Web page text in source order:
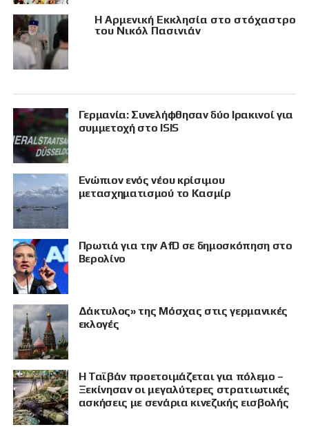
Η Αρμενική Εκκλησία στο στόχαστρο
του Νικόλ Πασινιάν
Γερμανία: Συνελήφθησαν δύο Ιρακινοί για
συμμετοχή στο ISIS
Eνώπιον ενός νέου κρίσιμου
μετασχηματισμού το Κασμίρ
Πρωτιά για την AfD σε δημοσκόπηση στο
Βερολίνο
Δάκτυλος» της Μόσχας στις γερμανικές
εκλογές
Η Ταϊβάν προετοιμάζεται για πόλεμο –
Ξεκίνησαν οι μεγαλύτερες στρατιωτικές
ασκήσεις με σενάρια κινεζικής εισβολής